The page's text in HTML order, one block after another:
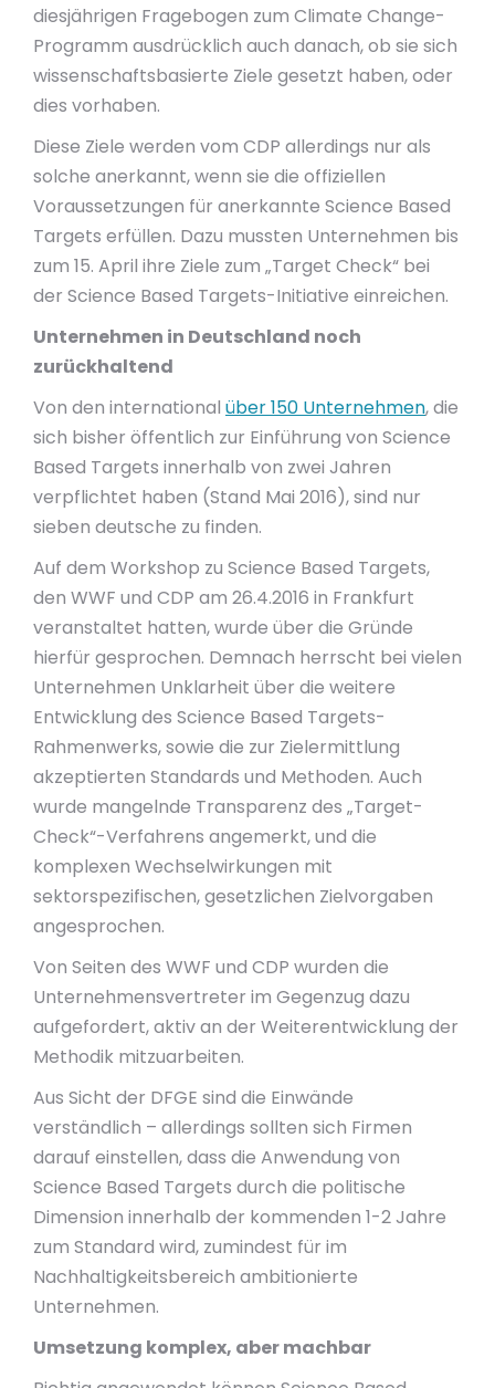
diesjährigen Fragebogen zum Climate Change-
Programm ausdrücklich auch danach, ob sie sich
wissenschaftsbasierte Ziele gesetzt haben, oder
dies vorhaben.
Diese Ziele werden vom CDP allerdings nur als
solche anerkannt, wenn sie die offiziellen
Voraussetzungen für anerkannte Science Based
Targets erfüllen. Dazu mussten Unternehmen bis
zum 15. April ihre Ziele zum „Target Check“ bei
der Science Based Targets-Initiative einreichen.
Unternehmen in Deutschland noch
zurückhaltend
Von den international über 150 Unternehmen, die
sich bisher öffentlich zur Einführung von Science
Based Targets innerhalb von zwei Jahren
verpflichtet haben (Stand Mai 2016), sind nur
sieben deutsche zu finden.
Auf dem Workshop zu Science Based Targets,
den WWF und CDP am 26.4.2016 in Frankfurt
veranstaltet hatten, wurde über die Gründe
hierfür gesprochen. Demnach herrscht bei vielen
Unternehmen Unklarheit über die weitere
Entwicklung des Science Based Targets-
Rahmenwerks, sowie die zur Zielermittlung
akzeptierten Standards und Methoden. Auch
wurde mangelnde Transparenz des „Target-
Check“-Verfahrens angemerkt, und die
komplexen Wechselwirkungen mit
sektorspezifischen, gesetzlichen Zielvorgaben
angesprochen.
Von Seiten des WWF und CDP wurden die
Unternehmensvertreter im Gegenzug dazu
aufgefordert, aktiv an der Weiterentwicklung der
Methodik mitzuarbeiten.
Aus Sicht der DFGE sind die Einwände
verständlich – allerdings sollten sich Firmen
darauf einstellen, dass die Anwendung von
Science Based Targets durch die politische
Dimension innerhalb der kommenden 1-2 Jahre
zum Standard wird, zumindest für im
Nachhaltigkeitsbereich ambitionierte
Unternehmen.
Umsetzung komplex, aber machbar